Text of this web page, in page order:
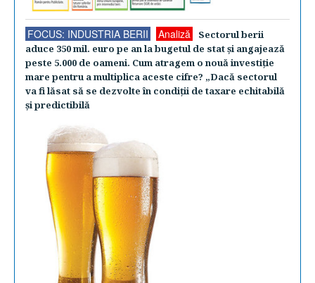
FOCUS: INDUSTRIA BERII Analiză
Sectorul berii
aduce 350 mil. euro pe an la bugetul de stat şi angajează
peste 5.000 de oameni. Cum atragem o nouă investiţie
mare pentru a multiplica aceste cifre? „Dacă sectorul
va fi lăsat să se dezvolte în condiţii de taxare echitabilă
şi predictibilă